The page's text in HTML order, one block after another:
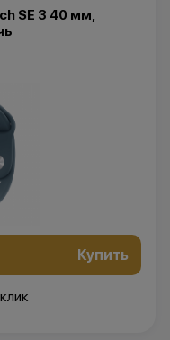
SE 3 40 мм,
Купить